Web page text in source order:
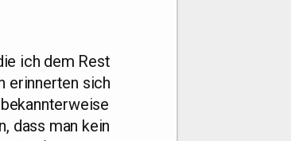
ich dem Rest
erin­ner­ten sich
dass man kein